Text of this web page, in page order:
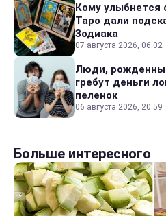
Кому улыбнется
Таро дали
Зодиака
07 августа 2026, 06:02
Люди,
гребут деньги
пеленок
06 августа 2026, 20:59
Больше интересного